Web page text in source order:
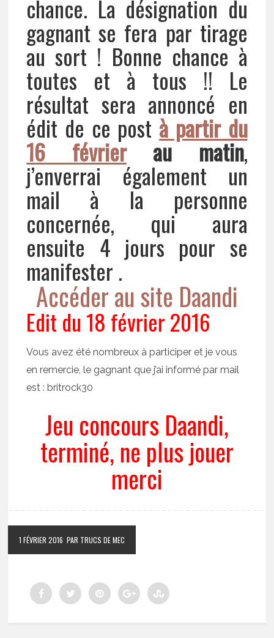
chance. La désignation du
gagnant se fera par tirage
au sort ! Bonne chance à
toutes et à tous !! Le
résultat sera annoncé en
édit de ce post à partir du
16 février au matin,
j’enverrai également un
mail à la personne
concernée, qui aura
ensuite 4 jours pour se
manifester .
Accéder au site Daandi
Edit du 18 février 2016
Vous avez été nombreux à participer et je vous
en remercie, le gagnant que j’ai informé par mail
est : britrock30
Jeu concours Daandi,
terminé, ne plus jouer
merci
1 FÉVRIER 2016 PAR TRUCS DE MEC